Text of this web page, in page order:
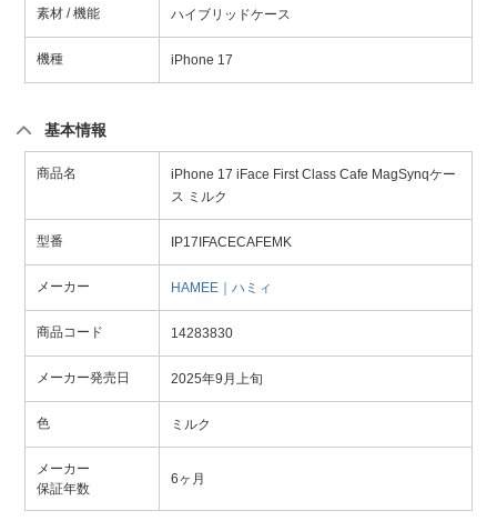
素材 / 機能 ハイブリッドケース
機種 iPhone 17
基本情報
商品名
iPhone 17 iFace First Class Cafe MagSynqケー
ス ミルク
型番 IP17IFACECAFEMK
メーカー HAMEE｜ハミィ
商品コード 14283830
メーカー発売日 2025年9月上旬
色 ミルク
メーカー
保証年数
6ヶ月